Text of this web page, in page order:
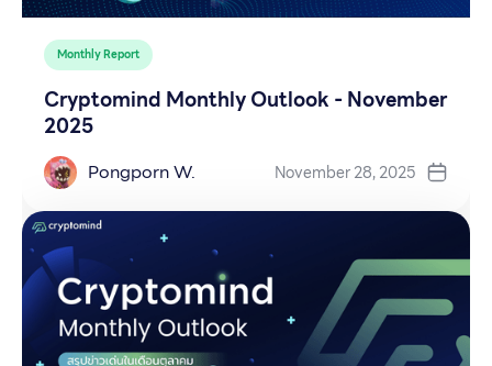
Monthly Report
Cryptomind Monthly Outlook - November
2025
Pongporn W. November 28, 2025